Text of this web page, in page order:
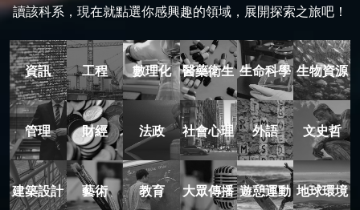
讀該科系，現在就點選你感興趣的領域，展開探索之旅吧！
資訊 工程 數理化 醫藥衛生 生命科學 生物資源
管理 財經 法政 社會心理 外語 文史哲
建築設計 藝術 教育 大眾傳播 遊憩運動 地球環境